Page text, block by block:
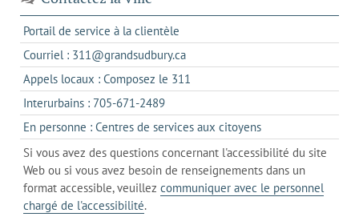
Portail de service à la clientèle
dans
un
nouvel
Courriel : 311@grandsudbury.cas'ouvre
dans
votre
de
messagerie
Appels locaux : Composez le 311
dans
un
client
de
votre
téléphone
Interurbains : 705-671-2489s'ouvre
dans
un
client
de
votre
En personne : Centres de services aux citoyenss'ouvre
dans
l'onglet
actuel
Si vous avez des questions concernant l'accessibilité du site
Web ou si vous avez besoin de renseignements dans un
format accessible, veuillez communiquer avec le personnel
chargé de l'accessibilité.